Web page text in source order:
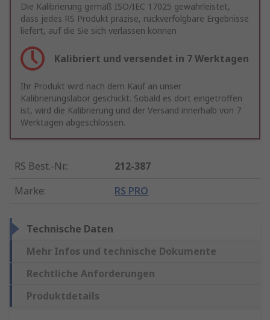
Die Kalibrierung gemäß ISO/IEC 17025 gewährleistet,
dass jedes RS Produkt präzise, rückverfolgbare Ergebnisse
liefert, auf die Sie sich verlassen können
Kalibriert und versendet in 7 Werktagen
Ihr Produkt wird nach dem Kauf an unser
Kalibrierungslabor geschickt. Sobald es dort eingetroffen
ist, wird die Kalibrierung und der Versand innerhalb von 7
Werktagen abgeschlossen.
RS Best.-Nr.:
212-387
Marke: RS PRO
Technische Daten
Mehr Infos und technische Dokumente
Rechtliche Anforderungen
Produktdetails